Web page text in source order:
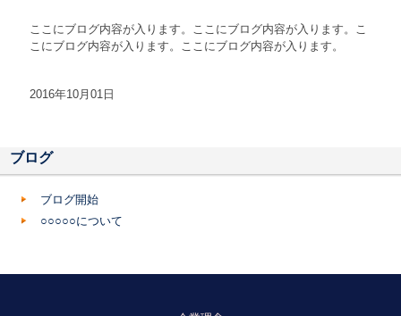
ここにブログ内容が入ります。ここにブログ内容が入ります。こ
こにブログ内容が入ります。ここにブログ内容が入ります。
2016年10月01日
ブログ
ブログ開始
○○○○○について